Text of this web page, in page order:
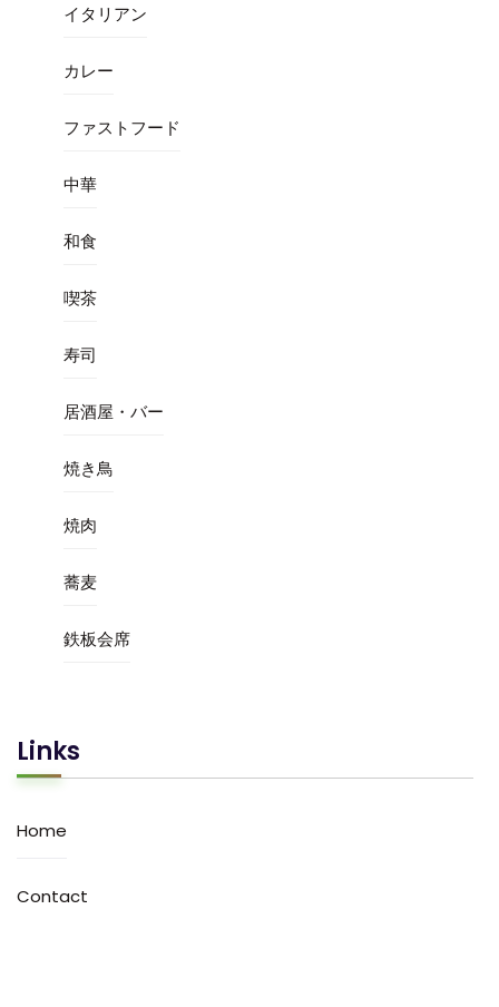
イタリアン
カレー
ファストフード
中華
和食
喫茶
寿司
居酒屋・バー
焼き鳥
焼肉
蕎麦
鉄板会席
Links
Home
Contact